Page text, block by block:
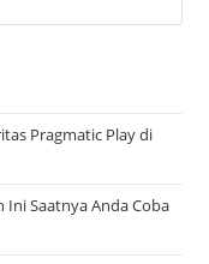
Pragmatic Play di
Saatnya Anda Coba